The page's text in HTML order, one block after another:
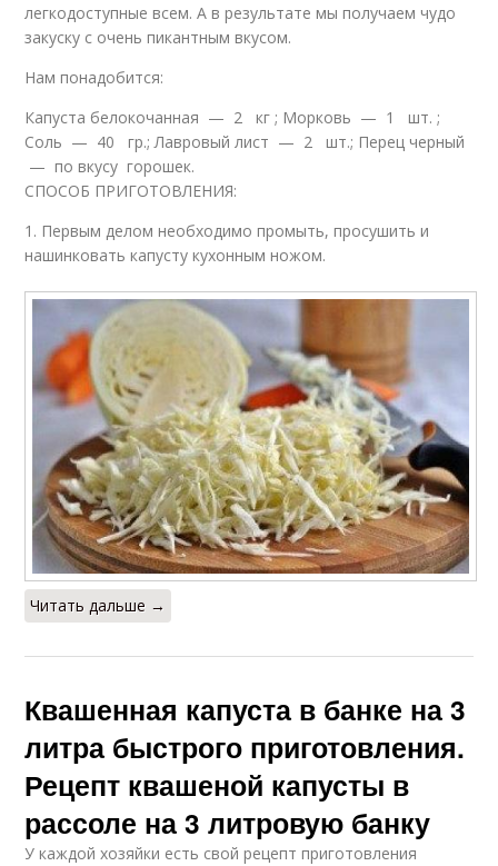
легкодоступные всем. А в результате мы получаем чудо
закуску с очень пикантным вкусом.
Нам понадобится:
Капуста белокочанная — 2 кг ; Морковь — 1 шт. ;
Соль — 40 гр.; Лавровый лист — 2 шт.; Перец черный
— по вкусу горошек.
СПОСОБ ПРИГОТОВЛЕНИЯ:
1. Первым делом необходимо промыть, просушить и
нашинковать капусту кухонным ножом.
Читать дальше →
Квашенная капуста в банке на 3
литра быстрого приготовления.
Рецепт квашеной капусты в
рассоле на 3 литровую банку
У каждой хозяйки есть свой рецепт приготовления